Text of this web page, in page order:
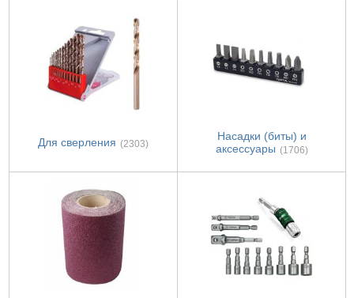
Для сверления (2303)
Насадки (биты) и
аксессуары (1706)